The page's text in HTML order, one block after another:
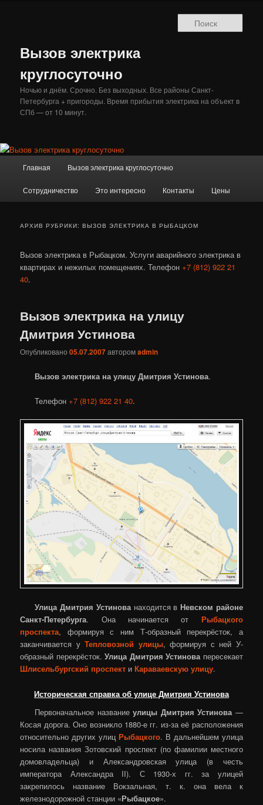
Вызов электрика
круглосуточно
Ночью и днём. Срочно. Без выходных. Все районы Санкт-
Петербурга + пригороды. Время прибытия электрика на объект в
СПб — от 10 минут.
Главная Вызов электрика круглосуточно
Сотрудничество Это интересно Контакты Цены
АРХИВ РУБРИКИ:ВЫЗОВ ЭЛЕКТРИКА В РЫБАЦКОМ
Вызов электрика в Рыбацком. Услуги аварийного электрика в
квартирах и нежилых помещениях. Телефон +7 (812) 922 21
40.
Вызов электрика на улицу
Дмитрия Устинова
Опубликовано05.07.2007авторомadmin
Вызов электрика на улицу Дмитрия Устинова.
Телефон +7 (812) 922 21 40.
Улица Дмитрия Устинованаходится в Невском районе
Санкт-Петербурга. Она начинается от Рыбацкого
проспекта, формируя с ним Т-образный перекрёсток, а
заканчивается уТепловозной улицы, формируя с ней У-
образный перекрёсток.Улица Дмитрия Устиновапересекает
Шлисельбургский проспект иКараваевскую улицу.
Историческая справка об улице Дмитрия Устинова
Первоначальное названиеулицы Дмитрия Устинова—
Косая дорога. Оно возникло 1880-е гг. из-за её расположения
относительно других улиц Рыбацкого. В дальнейшем улица
носила названия Зотовский проспект (по фамилии местного
домовладельца) и Александровская улица (в честь
императора Александра II). С 1930-х гг. за улицей
закрепилось название Вокзальная, т. к. она вела к
железнодорожной станции «Рыбацкое».